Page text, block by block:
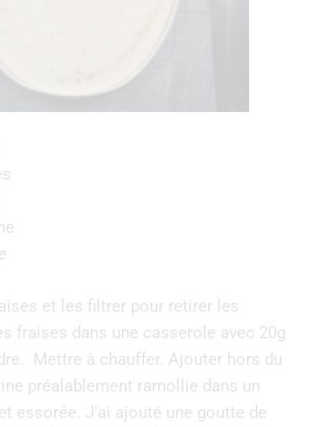
et les filtrer pour retirer les
fraises dans une casserole avec 20g
Mettre à chauffer. Ajouter hors du
préalablement ramollie dans un
essorée. J’ai ajouté une goutte de